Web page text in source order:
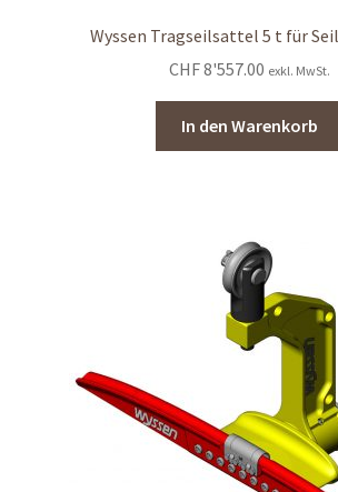
Wyssen Tragseilsattel 5 t für
CHF8'557.00 exkl. MwSt.
In den Warenkorb